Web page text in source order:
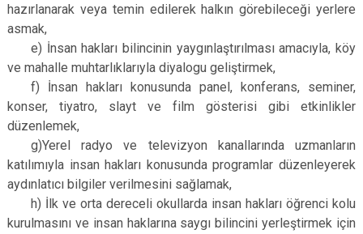
hazırlanarak veya temin edilerek halkın görebileceği yerlere
asmak,
e) İnsan hakları bilincinin yaygınlaştırılması amacıyla, köy
ve mahalle muhtarlıklarıyla diyalogu geliştirmek,
f) İnsan hakları konusunda panel, konferans, seminer,
konser, tiyatro, slayt ve film gösterisi gibi etkinlikler
düzenlemek,
g)Yerel radyo ve televizyon kanallarında uzmanların
katılımıyla insan hakları konusunda programlar düzenleyerek
aydınlatıcı bilgiler verilmesini sağlamak,
h) İlk ve orta dereceli okullarda insan hakları öğrenci kolu
kurulmasını ve insan haklarına saygı bilincini yerleştirmek için